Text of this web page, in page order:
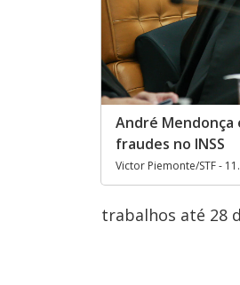
André
fraudes no INSS
Victor Piemonte/STF -
trabalhos até 28